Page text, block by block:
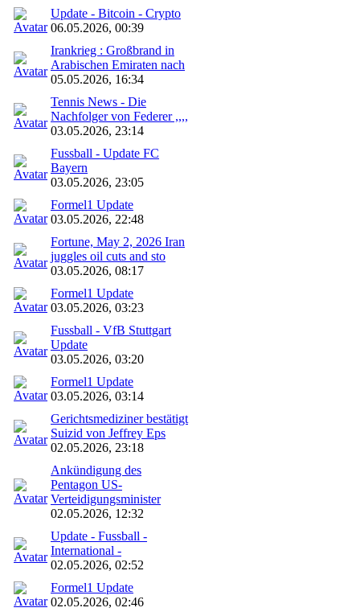
Update - Bitcoin - Crypto
06.05.2026, 00:39
Irankrieg : Großbrand in
Arabischen Emiraten nach
05.05.2026, 16:34
Tennis News - Die
Nachfolger von Federer ,,,,
03.05.2026, 23:14
Fussball - Update FC
Bayern
03.05.2026, 23:05
Formel1 Update
03.05.2026, 22:48
Fortune, May 2, 2026 Iran
juggles oil cuts and sto
03.05.2026, 08:17
Formel1 Update
03.05.2026, 03:23
Fussball - VfB Stuttgart
Update
03.05.2026, 03:20
Formel1 Update
03.05.2026, 03:14
Gerichtsmediziner bestätigt
Suizid von Jeffrey Eps
02.05.2026, 23:18
Ankündigung des
Pentagon US-
Verteidigungsminister
02.05.2026, 12:32
Update - Fussball -
International -
02.05.2026, 02:52
Formel1 Update
02.05.2026, 02:46